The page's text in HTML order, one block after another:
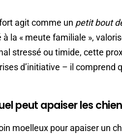
agit comme un petit bout
la « meute familiale »,
stressé ou timide, cette
d’initiative – il comprend
peut apaiser les
moelleux pour apaiser un